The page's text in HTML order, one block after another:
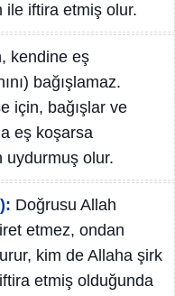
ile iftira etmiş olur.
kendine eş
bağışlamaz.
için, bağışlar ve
eş koşarsa
uydurmuş olur.
Doğrusu Allah
etmez, ondan
kim de Allaha şirk
etmiş olduğunda